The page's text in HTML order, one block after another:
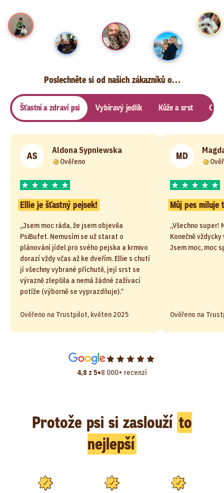
Poslechněte si od našich zákazníků o...
Šťastní a zdraví psi Vybíravý jedlík Kůže a srst
AS Aldona Sypniewska
Ověřeno
Ellie je šťastný pejsek!
„Jsem moc ráda, že jsem objevila
PsiBufet. Nemusím se už starat o
plánování jídel pro svého pejska a krmivo
dorazí vždy včas až ke dveřím. Ellie s chutí
jí všechny vybrané příchutě, její srst se
výrazně zlepšila a nemá žádné zažívací
potíže (výborně se vyprazdňuje).“
Ověřeno na Trustpilot, květen 2025
MD
Můj pes miluje
„Všechno
Konečně
Jsem moc, moc
Ověřeno na
4,8 z 5•8 000+ recenzí
Protože psi si zaslouží to
nejlepší